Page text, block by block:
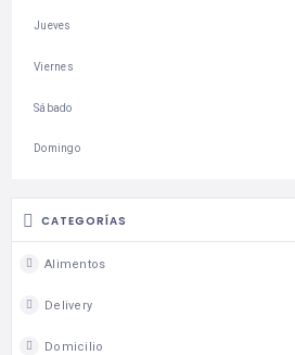
Jueves
Viernes
Sábado
Domingo
CATEGORÍAS
Alimentos
Delivery
Domicilio